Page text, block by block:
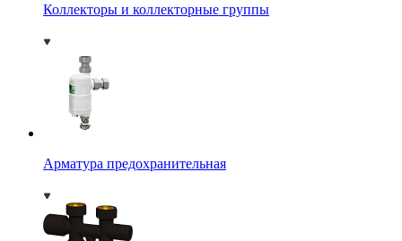
Коллекторы и коллекторные группы
Арматура предохранительная